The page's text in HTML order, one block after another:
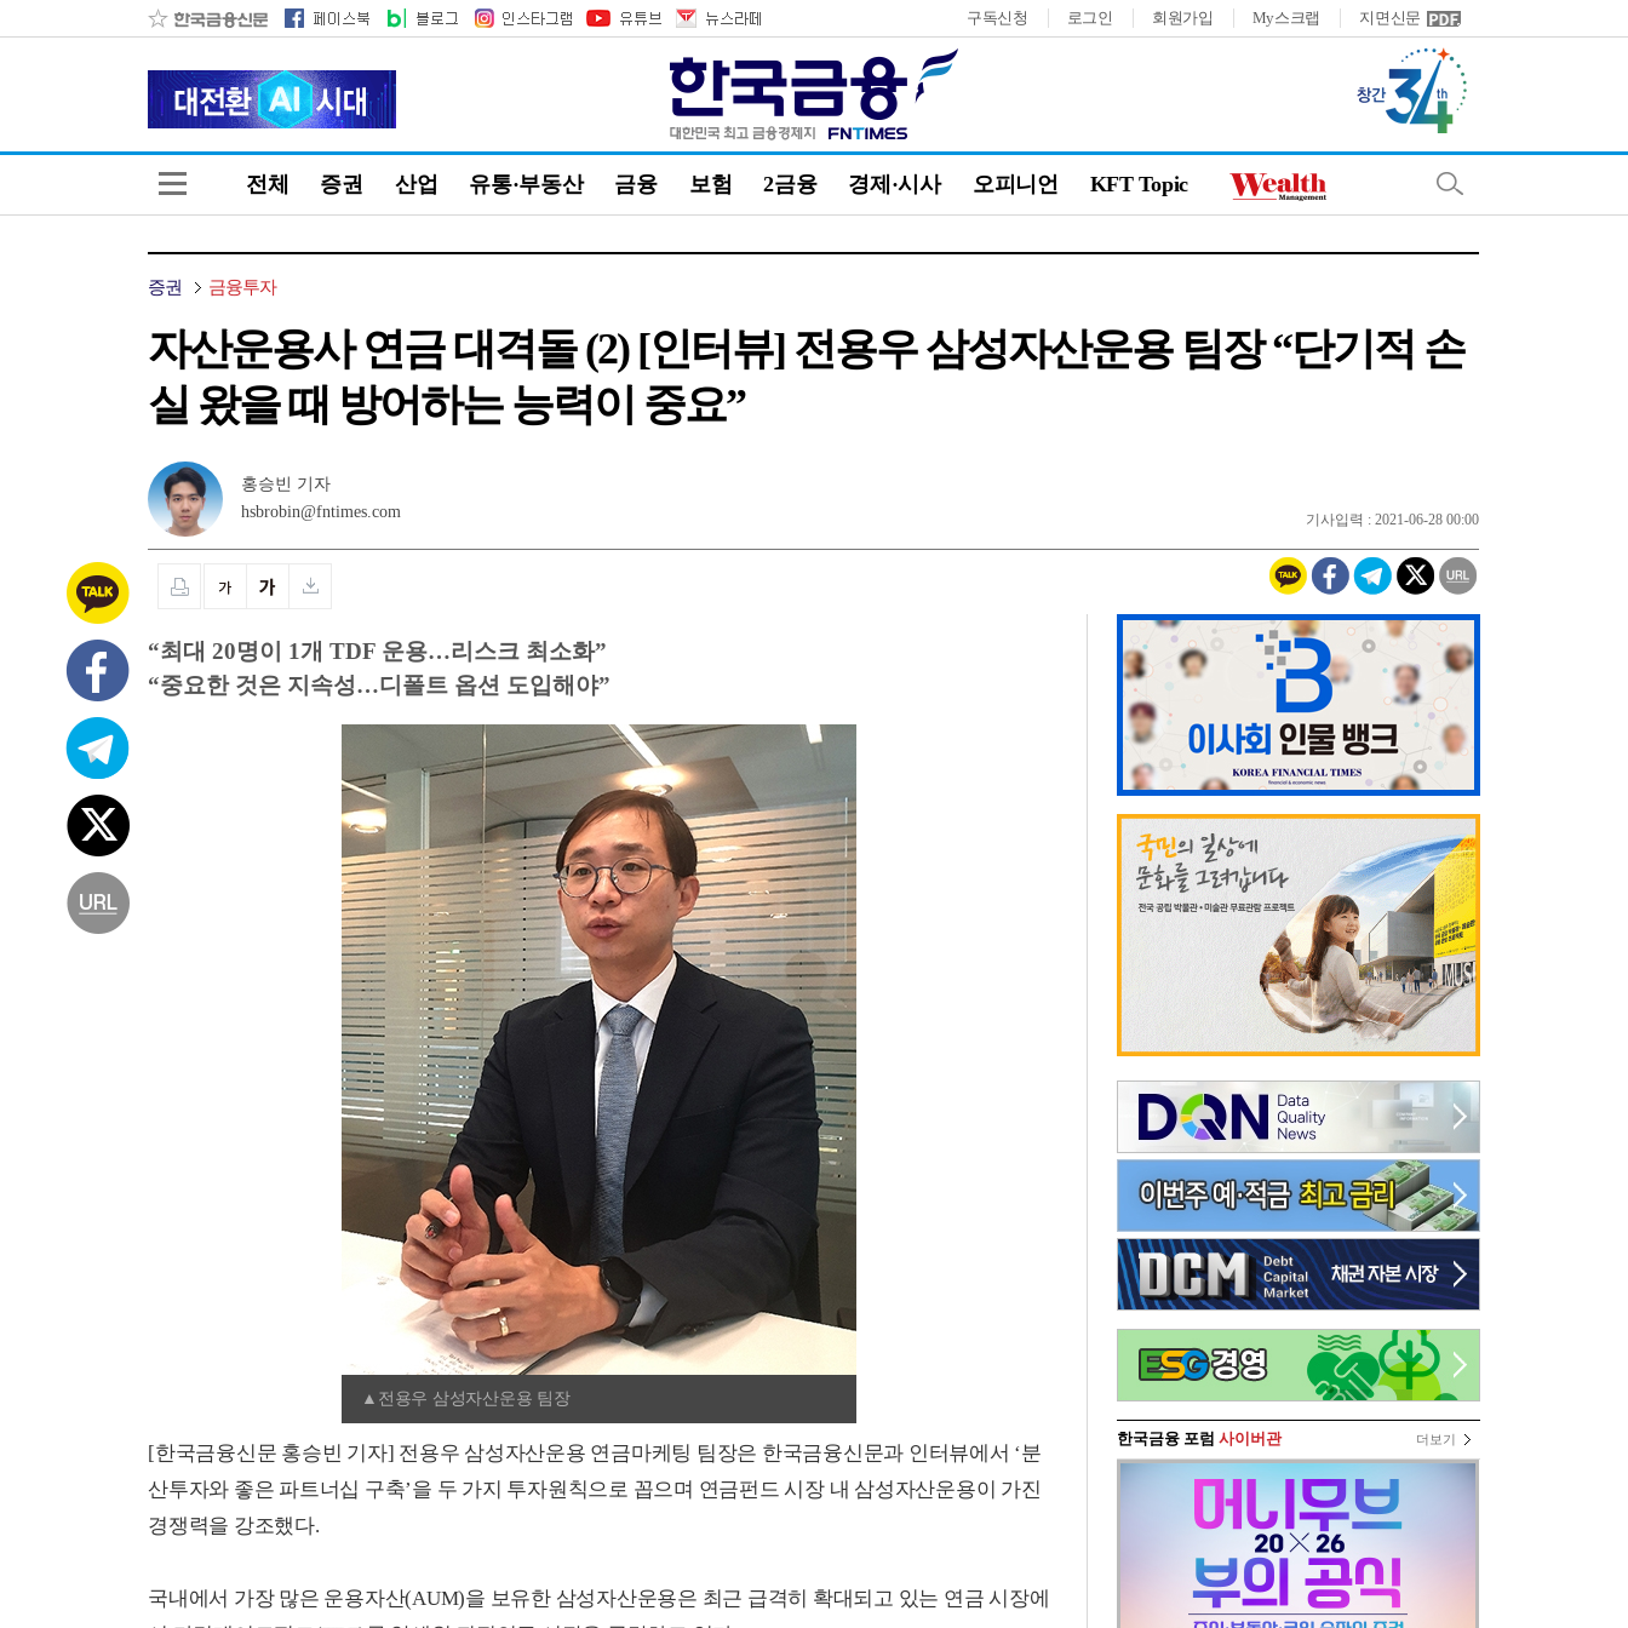
구독신청 로그인 회원가입 My스크랩 지면신문
전체 증권 산업 유통·부동산 금융 보험 2금융 경제·시사 오피니언 KFT Topic
증권 금융투자
자산운용사 연금 대격돌 (2) [인터뷰] 전용우 삼성자산운용 팀장 “단기적 손
실 왔을 때 방어하는 능력이 중요”
홍승빈 기자
hsbrobin@fntimes.com
기사입력 : 2021-06-28 00:00
“최대 20명이 1개 TDF 운용…리스크 최소화”
“중요한 것은 지속성…디폴트 옵션 도입해야”
▲전용우 삼성자산운용 팀장
[한국금융신문 홍승빈 기자] 전용우 삼성자산운용 연금마케팅 팀장은 한국금융신문과 인터뷰에서 ‘분
산투자와 좋은 파트너십 구축’을 두 가지 투자원칙으로 꼽으며 연금펀드 시장 내 삼성자산운용이 가진
경쟁력을 강조했다.
국내에서 가장 많은 운용자산(AUM)을 보유한 삼성자산운용은 최근 급격히 확대되고 있는 연금 시장에
한국금융 포럼 사이버관 더보기